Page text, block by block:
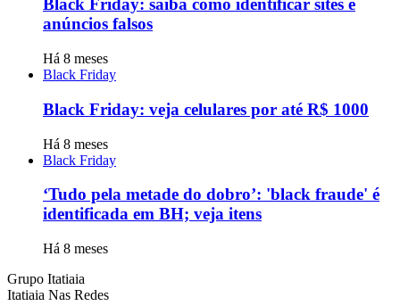
Black Friday: saiba como identificar sites e
anúncios falsos
Há 8 meses
Black Friday
Black Friday: veja celulares por até R$ 1000
Há 8 meses
Black Friday
‘Tudo pela metade do dobro’: 'black fraude' é
identificada em BH; veja itens
Há 8 meses
Grupo Itatiaia
Itatiaia Nas Redes